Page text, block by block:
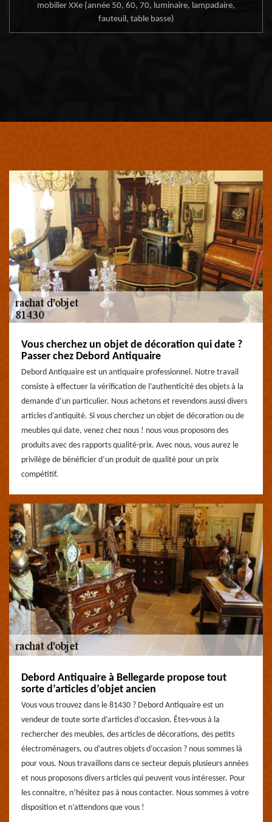
mobilier XXe (année 50, 60, 70, luminaire, lampadaire,
fauteuil, table basse)
Vous cherchez un objet de décoration qui date ?
Passer chez Debord Antiquaire
Debord Antiquaire est un antiquaire professionnel. Notre travail
consiste à effectuer la vérification de l’authenticité des objets à la
demande d’un particulier. Nous achetons et revendons aussi divers
articles d’antiquité. Si vous cherchez un objet de décoration ou de
meubles qui date, venez chez nous ! nous vous proposons des
produits avec des rapports qualité-prix. Avec nous, vous aurez le
privilège de bénéficier d’un produit de qualité pour un prix
compétitif.
Debord Antiquaire à Bellegarde propose tout
sorte d’articles d’objet ancien
Vous vous trouvez dans le 81430 ? Debord Antiquaire est un
vendeur de toute sorte d’articles d’occasion. Êtes-vous à la
rechercher des meubles, des articles de décorations, des petits
électroménagers, ou d’autres objets d’occasion ? nous sommes là
pour vous. Nous travaillons dans ce secteur depuis plusieurs années
et nous proposons divers articles qui peuvent vous intéresser. Pour
les connaitre, n’hésitez pas à nous contacter. Nous sommes à votre
disposition et n’attendons que vous !